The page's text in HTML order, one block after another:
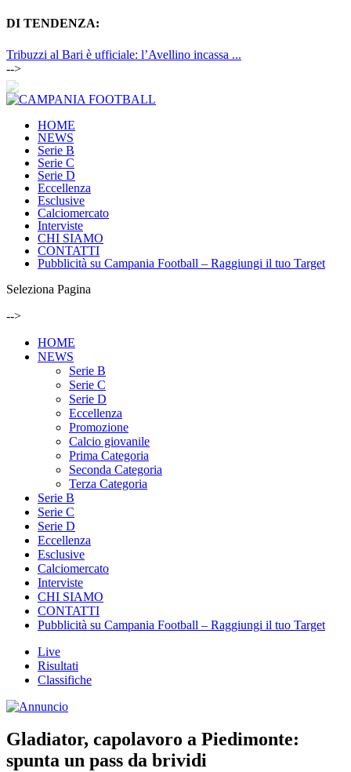
DI TENDENZA:
Tribuzzi al Bari è ufficiale: l’Avellino incassa ...
-->
HOME
NEWS
Serie B
Serie C
Serie D
Eccellenza
Esclusive
Calciomercato
Interviste
CHI SIAMO
CONTATTI
Pubblicità su Campania Football – Raggiungi il tuo Target
Seleziona Pagina
-->
HOME
NEWS
Serie B
Serie C
Serie D
Eccellenza
Promozione
Calcio giovanile
Prima Categoria
Seconda Categoria
Terza Categoria
Serie B
Serie C
Serie D
Eccellenza
Esclusive
Calciomercato
Interviste
CHI SIAMO
CONTATTI
Pubblicità su Campania Football – Raggiungi il tuo Target
Live
Risultati
Classifiche
Gladiator, capolavoro a Piedimonte:
spunta un pass da brividi